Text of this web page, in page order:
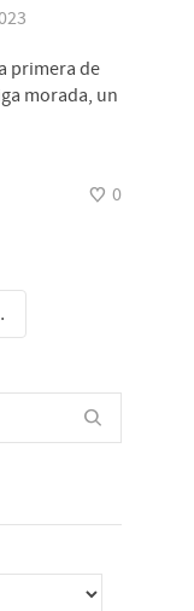
primera de
morada, un
0